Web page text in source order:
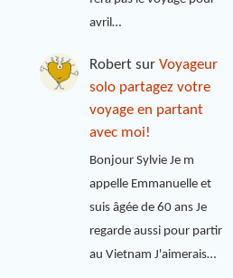
avril…
Robert surVoyageur
solo partagez votre
voyage en partant
avec moi!
Bonjour Sylvie Je m
appelle Emmanuelle et
suis âgée de 60 ans Je
regarde aussi pour partir
au Vietnam J'aimerais…